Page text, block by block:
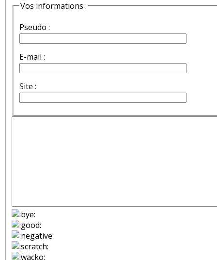
Vos informations :
Pseudo :
E-mail :
Site :